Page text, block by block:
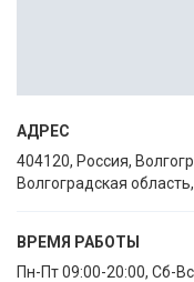
АДРЕС
404120, Россия,
Волгоградская
ВРЕМЯ РАБОТЫ
Пн-Пт 09:00-20:00, Сб-